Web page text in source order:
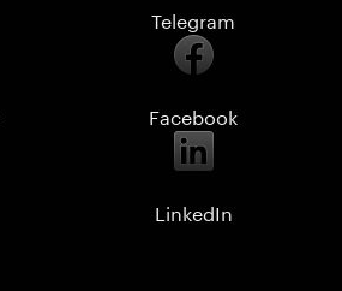
Telegram
Facebook
LinkedIn